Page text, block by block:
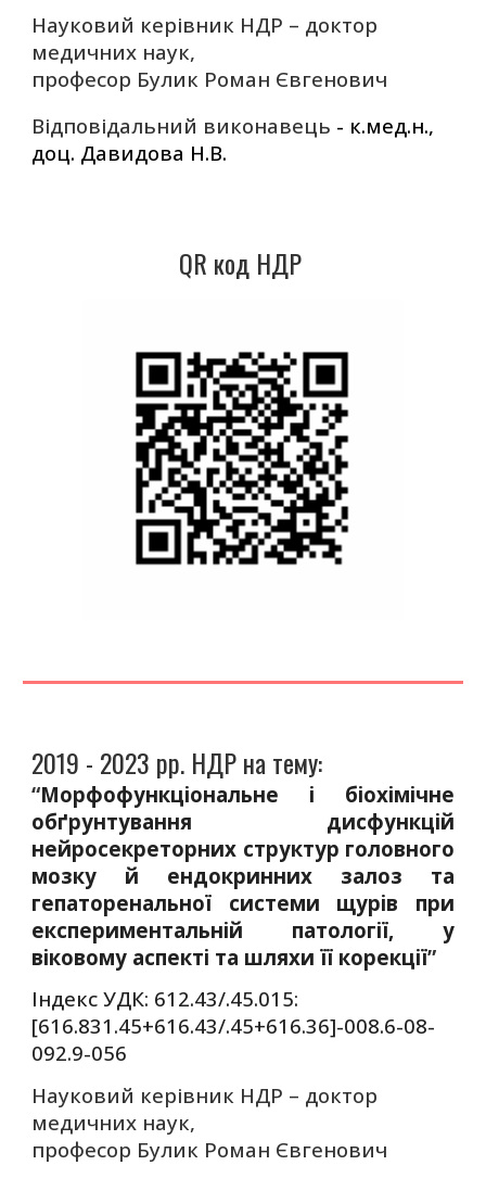
Науковий керівник НДР – доктор
медичних наук,
професор Булик Роман Євгенович
Відповідальний виконавець - к.мед.н.,
доц. Давидова Н.В.
QR код НДР
2019 - 2023 рр. НДР на тему:
“Морфофункціональне і біохімічне
обґрунтування дисфункцій
нейросекреторних структур головного
мозку й ендокринних залоз та
гепаторенальної системи щурів при
експериментальній патології, у
віковому аспекті та шляхи її корекції”
Індекс УДК: 612.43/.45.015:
[616.831.45+616.43/.45+616.36]-008.6-08-
092.9-056
Науковий керівник НДР – доктор
медичних наук,
професор Булик Роман Євгенович